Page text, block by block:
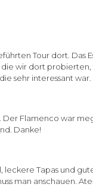
Tour dort. Das
wir dort
sehr interessant war.
Der Flamenco war
Danke!
leckere Tapas und
man anschauen.